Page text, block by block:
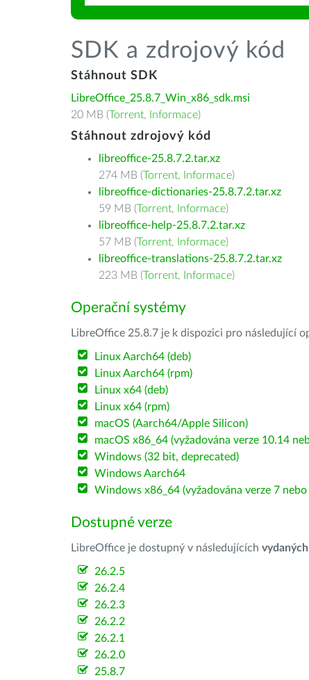
SDK a zdrojový kód
Stáhnout SDK
LibreOffice_25.8.7_Win_x86_sdk.msi
20 MB (Torrent, Informace)
Stáhnout zdrojový kód
libreoffice-25.8.7.2.tar.xz
274 MB (Torrent, Informace)
libreoffice-dictionaries-25.8.7.2.tar.xz
59 MB (Torrent, Informace)
libreoffice-help-25.8.7.2.tar.xz
57 MB (Torrent, Informace)
libreoffice-translations-25.8.7.2.tar.xz
223 MB (Torrent, Informace)
Operační systémy
LibreOffice 25.8.7 je k dispozici pro následující
Linux Aarch64 (deb)
Linux Aarch64 (rpm)
Linux x64 (deb)
Linux x64 (rpm)
macOS (Aarch64/Apple Silicon)
macOS x86_64 (vyžadována verze 10.14
Windows (32 bit, deprecated)
Windows Aarch64
Windows x86_64 (vyžadována verze 7
Dostupné verze
LibreOffice je dostupný v následujících vydaných
26.2.5
26.2.4
26.2.3
26.2.2
26.2.1
26.2.0
25.8.7